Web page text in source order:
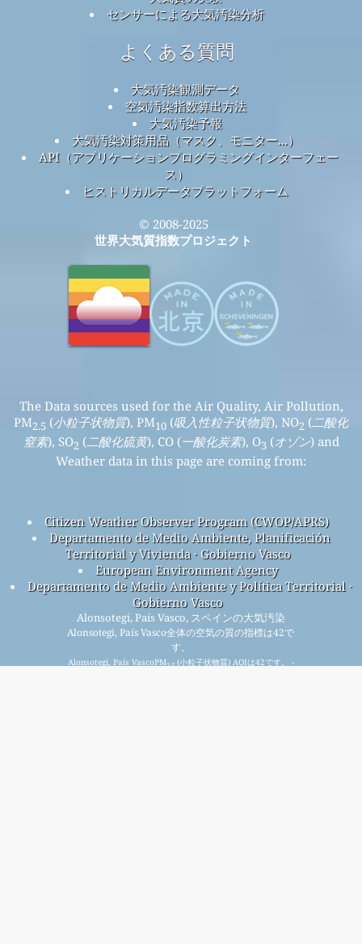
センサーによる大気汚染分析
よくある質問
大気汚染観測データ
空気汚染指数算出方法
大気汚染予報
大気汚染対策用品（マスク、モニター...）
API（アプリケーションプログラミングインターフェー
ス）
ヒストリカルデータプラットフォーム
© 2008-2025
世界大気質指数プロジェクト
The Data sources used for the Air Quality, Air Pollution,
PM2.5 (小粒子状物質), PM10 (吸入性粒子状物質), NO2 (二酸化
窒素), SO2 (二酸化硫黄), CO (一酸化炭素), O3 (オゾン) and
Weather data in this page are coming from:
Citizen Weather Observer Program (CWOP/APRS)
Departamento de Medio Ambiente, Planificación
Territorial y Vivienda · Gobierno Vasco
European Environment Agency
Departamento de Medio Ambiente y Política Territorial ·
Gobierno Vasco
Alonsotegi, País Vasco, スペインの大気汚染
Alonsotegi, País Vasco全体の空気の質の指標は42で
す。
Alonsotegi, País VascoPM2.5(小粒子状物質) AQIは42です。 -